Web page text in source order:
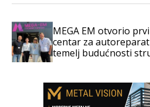
MEGA EM otvorio
centar za
temelj budućnosti